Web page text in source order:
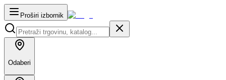
Proširi izbornik
Odaberi